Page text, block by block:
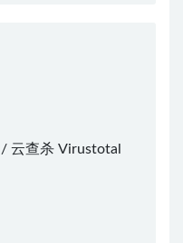
云查杀 Virustotal